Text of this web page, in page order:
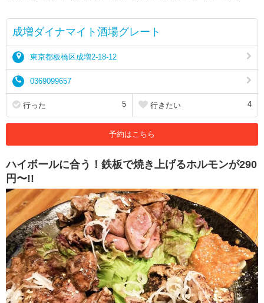
成増ダイナマイト酒場グレート
東京都板橋区成増2-18-12
0369099657
行った 5 行きたい 4
予約はこちら
ハイボールに合う！鉄板で焼き上げるホルモンが290
円〜!!